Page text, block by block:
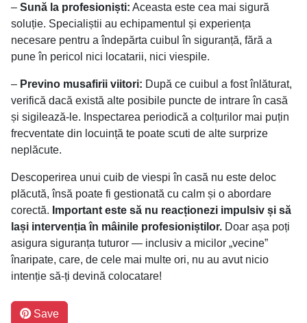
– Sună la profesioniști: Aceasta este cea mai sigură
soluție. Specialiștii au echipamentul și experiența
necesare pentru a îndepărta cuibul în siguranță, fără a
pune în pericol nici locatarii, nici viespile.
– Previno musafirii viitori: După ce cuibul a fost înlăturat,
verifică dacă există alte posibile puncte de intrare în casă
și sigilează-le. Inspectarea periodică a colțurilor mai puțin
frecventate din locuință te poate scuti de alte surprize
neplăcute.
Descoperirea unui cuib de viespi în casă nu este deloc
plăcută, însă poate fi gestionată cu calm și o abordare
corectă. Important este să nu reacționezi impulsiv și să
lași intervenția în mâinile profesioniștilor. Doar așa poți
asigura siguranța tuturor — inclusiv a micilor „vecine”
înaripate, care, de cele mai multe ori, nu au avut nicio
intenție să-ți devină colocatare!
Save